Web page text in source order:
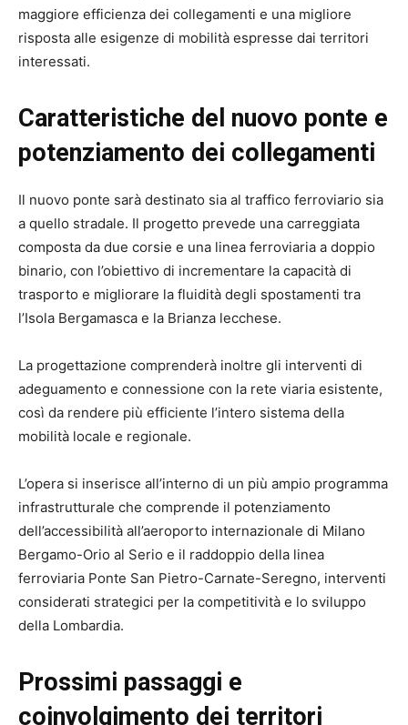
maggiore efficienza dei collegamenti e una migliore
risposta alle esigenze di mobilità espresse dai territori
interessati.
Caratteristiche del nuovo ponte e
potenziamento dei collegamenti
Il nuovo ponte sarà destinato sia al traffico ferroviario sia
a quello stradale. Il progetto prevede una carreggiata
composta da due corsie e una linea ferroviaria a doppio
binario, con l’obiettivo di incrementare la capacità di
trasporto e migliorare la fluidità degli spostamenti tra
l’Isola Bergamasca e la Brianza lecchese.
La progettazione comprenderà inoltre gli interventi di
adeguamento e connessione con la rete viaria esistente,
così da rendere più efficiente l’intero sistema della
mobilità locale e regionale.
L’opera si inserisce all’interno di un più ampio programma
infrastrutturale che comprende il potenziamento
dell’accessibilità all’aeroporto internazionale di Milano
Bergamo-Orio al Serio e il raddoppio della linea
ferroviaria Ponte San Pietro-Carnate-Seregno, interventi
considerati strategici per la competitività e lo sviluppo
della Lombardia.
Prossimi passaggi e
coinvolgimento dei territori